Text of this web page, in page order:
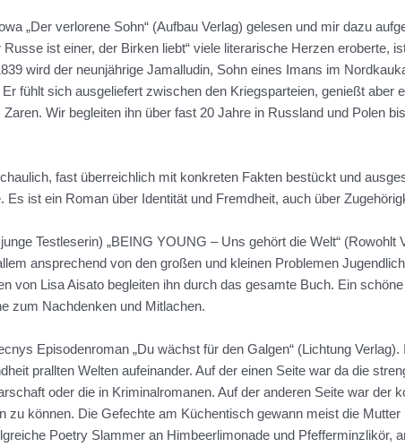
„Der verlorene Sohn“ (Aufbau Verlag) gelesen und mir dazu
ist einer, der Birken liebt“ viele literarische Herzen eroberte,
wird der neunjährige Jamalludin, Sohn eines Imans im
fühlt sich ausgeliefert zwischen den Kriegsparteien, genießt aber
Wir begleiten ihn über fast 20 Jahre in Russland und Polen
fast überreichlich mit konkreten Fakten bestückt und
ist ein Roman über Identität und Fremdheit, auch über
Testleserin) „BEING YOUNG – Uns gehört die Welt“
ansprechend von den großen und kleinen Problemen
von Lisa Aisato begleiten ihn durch das gesamte Buch. Ein
zum Nachdenken und Mitlachen.
Episodenroman „Du wächst für den Galgen“ (Lichtung
prallten Welten aufeinander. Auf der einen Seite war da die
oder die in Kriminalromanen. Auf der anderen Seite war der
zu können. Die Gefechte am Küchentisch gewann meist die
Poetry Slammer an Himbeerlimonade und Pfefferminzlikör,